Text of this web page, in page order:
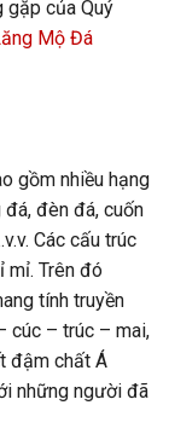
gặp của Quý
Mộ Đá
gồm nhiều hạng
đèn đá, cuốn
Các cấu trúc
mỉ. Trên đó
tính truyền
cúc – trúc – mai,
đậm chất Á
những người đã